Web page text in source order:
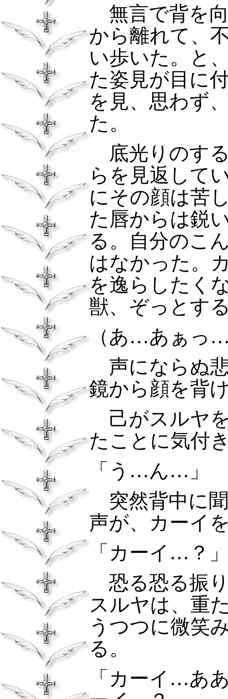
無言で背を
から離れて、
い歩いた。と
た姿見が目に
を見、思わず
た。
底光りのす
らを見返して
にその顔は苦
た唇からは鋭
る。自分のこ
はなかった。
を逸らしたく
獣、ぞっとす
（あ…あぁっ
声にならぬ
鏡から顔を背
己がスルヤ
たことに気付
「う…ん…」
突然背中に
声が、カーイ
「カーイ…？
恐る恐る振
スルヤは、重
うつつに微笑
る。
「カーイ…あ